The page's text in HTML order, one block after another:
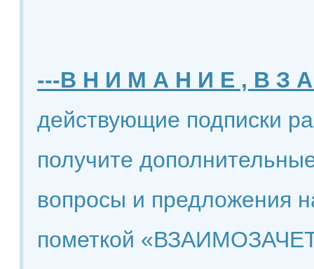
---В Н И М А Н И Е , В З
действующие подписки
получите
вопросы и предложения
пометкой